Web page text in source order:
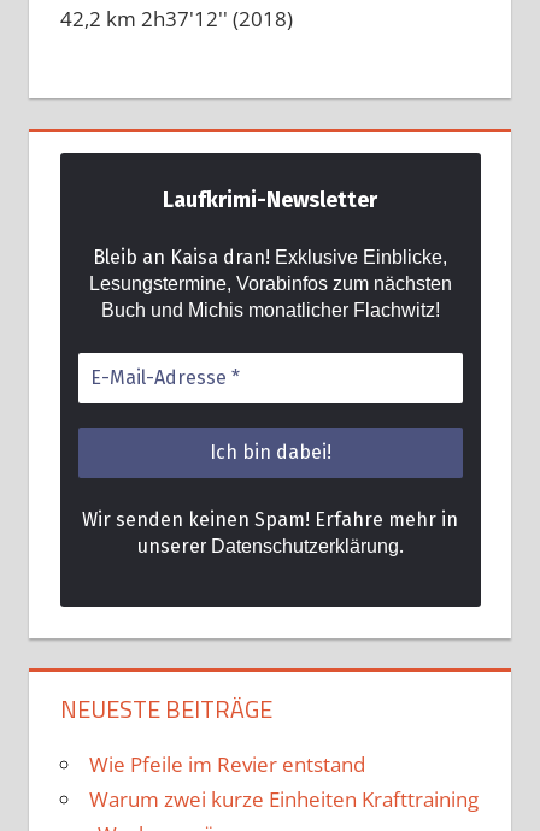
42,2 km 2h37'12'' (2018)
Laufkrimi-Newsletter
Bleib an Kaisa dran! Exklusive Einblicke,
Lesungstermine, Vorabinfos zum nächsten
Buch und Michis monatlicher Flachwitz!
Wir senden keinen Spam! Erfahre mehr in
unserer Datenschutzerklärung.
NEUESTE BEITRÄGE
Wie Pfeile im Revier entstand
Warum zwei kurze Einheiten Krafttraining